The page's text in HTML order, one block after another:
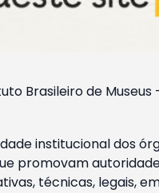
Brasileiro de
institucional dos
promovam
técnicas, legais,